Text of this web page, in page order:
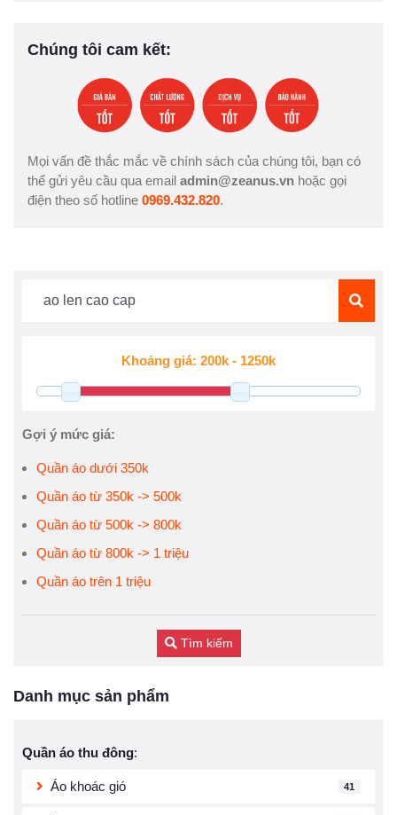
Chúng tôi cam kết:
Mọi vấn đề thắc mắc về chính sách của chúng tôi, bạn có
thể gửi yêu cầu qua email admin@zeanus.vn hoặc gọi
điện theo số hotline 0969.432.820.
Gợi ý mức giá:
Quần áo dưới 350k
Quần áo từ 350k -> 500k
Quần áo từ 500k -> 800k
Quần áo từ 800k -> 1 triệu
Quần áo trên 1 triệu
Tìm kiếm
Danh mục sản phẩm
Quần áo thu đông:
Áo khoác gió 41